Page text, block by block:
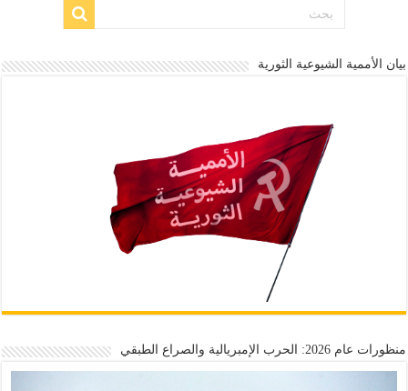
بيان الأممية الشيوعية الثورية
منظورات عام 2026: الحرب الإمبريالية والصراع الطبقي